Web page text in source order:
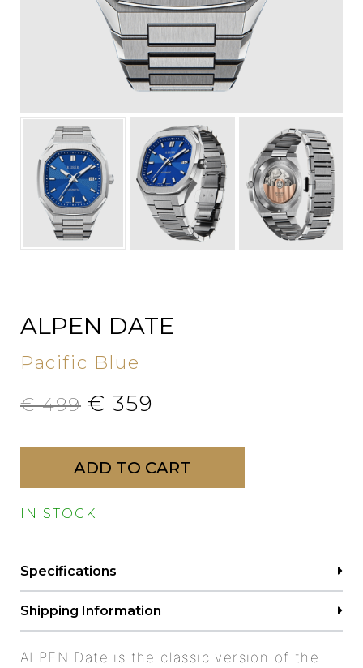
ALPEN DATE
Pacific Blue
€499 € 359
ADD TO CART
IN STOCK
Specifications
Shipping Information
ALPEN Date is the classic version of the